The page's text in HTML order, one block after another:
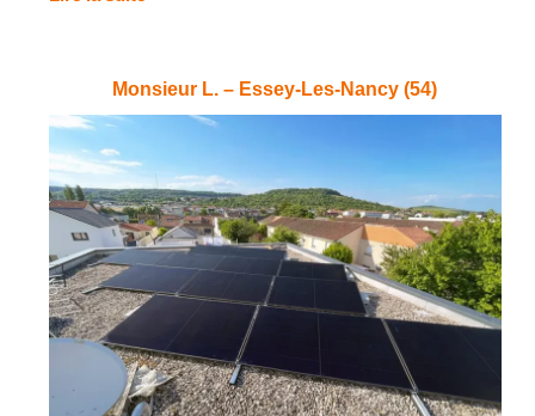
Monsieur L. – Essey-Les-Nancy (54)